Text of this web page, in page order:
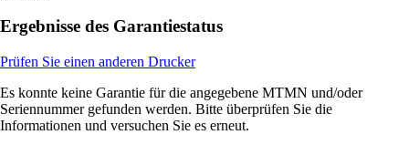
Ergebnisse des Garantiestatus
Prüfen Sie einen anderen Drucker
Es konnte keine Garantie für die angegebene MTMN und/oder
Seriennummer gefunden werden. Bitte überprüfen Sie die
Informationen und versuchen Sie es erneut.